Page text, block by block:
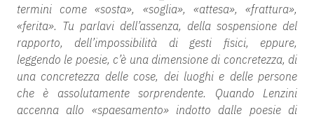
termini come «sosta», «soglia», «attesa», «frattura»,
«ferita». Tu parlavi dell’assenza, della sospensione del
rapporto, dell’impossibilità di gesti fisici, eppure,
leggendo le poesie, c’è una dimensione di concretezza, di
una concretezza delle cose, dei luoghi e delle persone
che è assolutamente sorprendente. Quando Lenzini
accenna allo «spaesamento» indotto dalle poesie di